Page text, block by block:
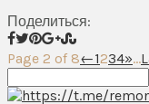
Поделиться:
Page 2 of 8←1234»...